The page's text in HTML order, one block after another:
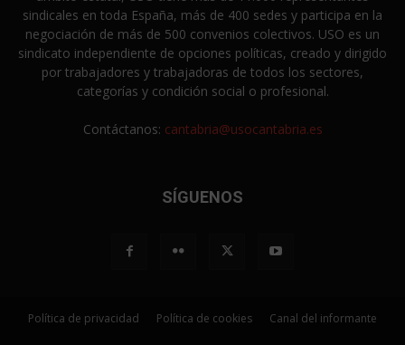
sindicales en toda España, más de 400 sedes y participa en la
negociación de más de 500 convenios colectivos. USO es un
sindicato independiente de opciones políticas, creado y dirigido
por trabajadores y trabajadoras de todos los sectores,
categorías y condición social o profesional.
Contáctanos: cantabria@usocantabria.es
SÍGUENOS
Política de privacidad Política de cookies Canal del informante